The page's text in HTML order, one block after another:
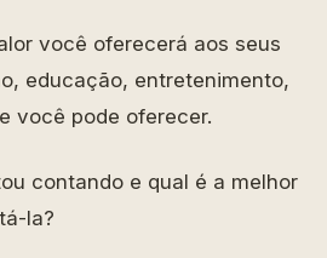
você oferecerá aos seus
educação, entretenimento,
você pode oferecer.
contando e qual é a melhor
la?